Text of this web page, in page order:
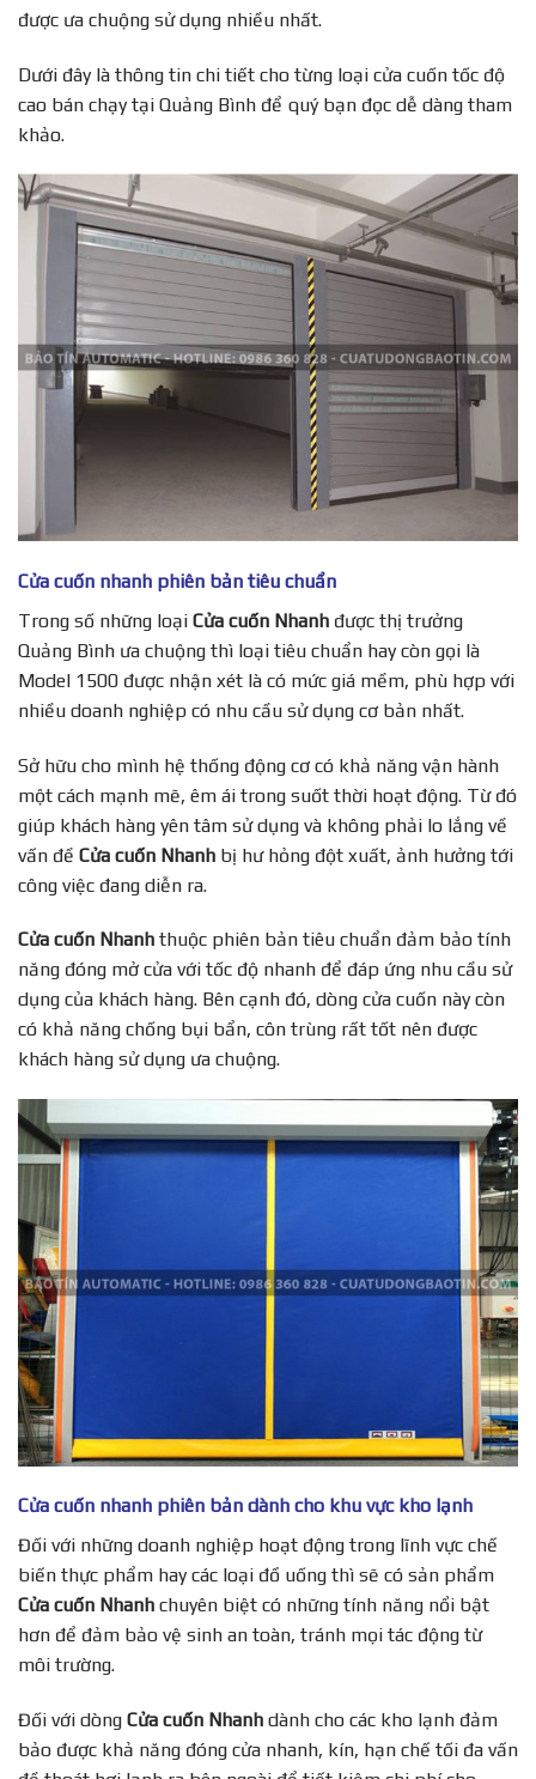
được ưa chuộng sử dụng nhiều nhất.
Dưới đây là thông tin chi tiết cho từng loại cửa cuốn tốc độ
cao bán chạy tại Quảng Bình để quý bạn đọc dễ dàng tham
khảo.
Cửa cuốn nhanh phiên bản tiêu chuẩn
Trong số những loại Cửa cuốn Nhanh được thị trưởng
Quảng Bình ưa chuộng thì loại tiêu chuẩn hay còn gọi là
Model 1500 được nhận xét là có mức giá mềm, phù hợp với
nhiều doanh nghiệp có nhu cầu sử dụng cơ bản nhất.
Sở hữu cho mình hệ thống động cơ có khả năng vận hành
một cách mạnh mẽ, êm ái trong suốt thời hoạt động. Từ đó
giúp khách hàng yên tâm sử dụng và không phải lo lắng về
vấn đề Cửa cuốn Nhanh bị hư hỏng đột xuất, ảnh hưởng tới
công việc đang diễn ra.
Cửa cuốn Nhanh thuộc phiên bản tiêu chuẩn đảm bảo tính
năng đóng mở cửa với tốc độ nhanh để đáp ứng nhu cầu sử
dụng của khách hàng. Bên cạnh đó, dòng cửa cuốn này còn
có khả năng chống bụi bẩn, côn trùng rất tốt nên được
khách hàng sử dụng ưa chuộng.
Cửa cuốn nhanh phiên bản dành cho khu vực kho lạnh
Đối với những doanh nghiệp hoạt động trong lĩnh vực chế
biến thực phẩm hay các loại đồ uống thì sẽ có sản phẩm
Cửa cuốn Nhanh chuyên biệt có những tính năng nổi bật
hơn để đảm bảo vệ sinh an toàn, tránh mọi tác động từ
môi trường.
Đối với dòng Cửa cuốn Nhanh dành cho các kho lạnh đảm
bảo được khả năng đóng cửa nhanh, kín, hạn chế tối đa vấn